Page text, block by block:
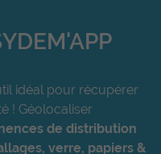
idéal pour récupérer
! Géolocaliser
de distribution
verre, papiers &